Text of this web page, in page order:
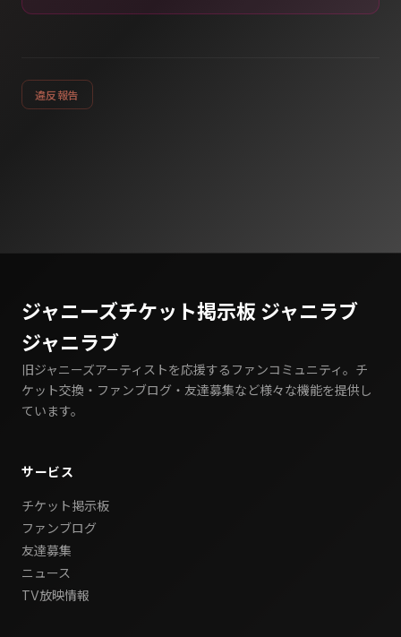
違反報告
ジャニーズチケット掲示板 ジャニラブ
ジャニラブ
旧ジャニーズアーティストを応援するファンコミュニティ。チ
ケット交換・ファンブログ・友達募集など様々な機能を提供し
ています。
サービス
チケット掲示板
ファンブログ
友達募集
ニュース
TV放映情報